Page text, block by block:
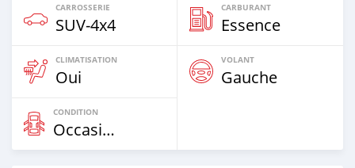
CARROSSERIE
SUV‒4x4
CARBURANT
Essence
CLIMATISATION
Oui
VOLANT
Gauche
CONDITION
Occasion